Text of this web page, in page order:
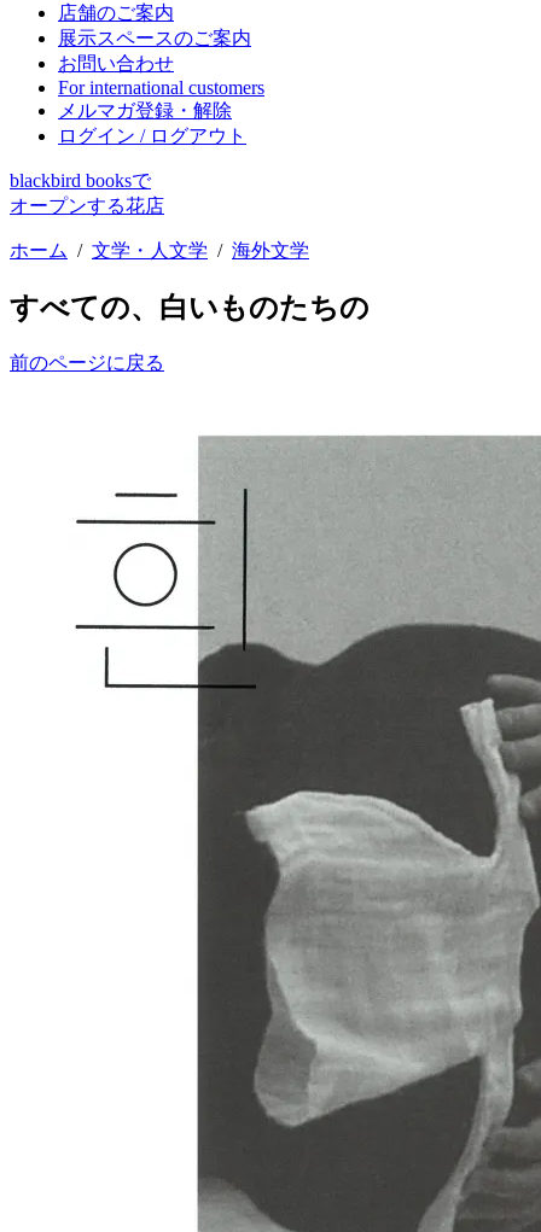
店舗のご案内
展示スペースのご案内
お問い合わせ
For international customers
メルマガ登録・解除
ログイン / ログアウト
blackbird booksで
オープンする花店
ホーム / 文学・人文学 / 海外文学
すべての、白いものたちの
前のページに戻る